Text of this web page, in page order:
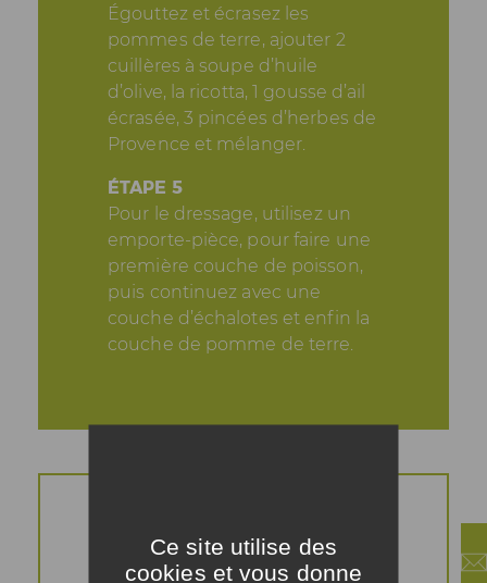
Égouttez et écrasez les
pommes de terre, ajouter 2
cuillères à soupe d’huile
d’olive, la ricotta, 1 gousse d’ail
écrasée, 3 pincées d’herbes de
Provence et mélanger.
ÉTAPE 5
Pour le dressage, utilisez un
emporte-pièce, pour faire une
première couche de poisson,
puis continuez avec une
couche d’échalotes et enfin la
couche de pomme de terre.
Ce site utilise des
cookies et vous donne